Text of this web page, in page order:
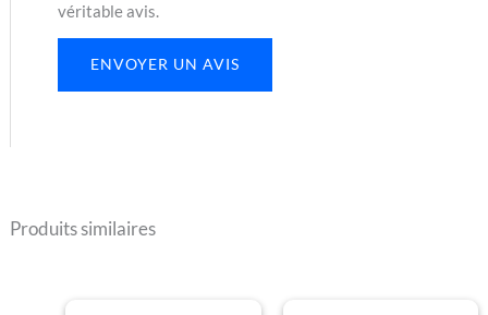
véritable avis.
ENVOYER UN AVIS
Produits similaires